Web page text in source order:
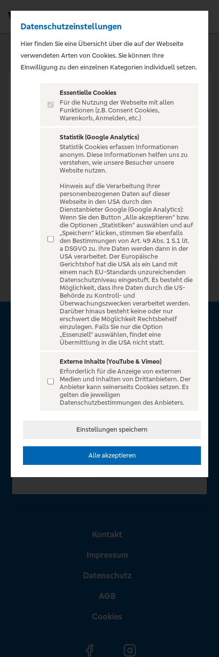
VERANSTALTUNG NICHT
GEFUNDEN
Zur Startseite
Über VR Entertain
für alle Kunden der Volksbanken Raiffeisenbanken. Auf
unserem einzigartigen Portal finden Sie Tickets für
atemberaubende Konzerte, Musicals und Shows, die
Fußball-Bundesliga sowie die Champions League und die
In Zusammenarbeit mit
Kontakt
Impressum
Datenschutz
AGB
Cookies
Datenschutzeinstellungen
Hier finden Sie eine Übersicht über die auf der Webseite
verwendeten Arten von Cookies. Sie können Ihre
Einwilligung zu den einzelnen Kategorien individuell setzen.
Essentielle Cookies
Für die Nutzung der Webseite mit allen
Funktionen (z.B. Consent Cookies,
Warenkorb, Anmelden, etc.)
Statistik (Google Analytics)
Statistik Cookies erfassen Informationen
anonym. Diese Informationen helfen uns zu
verstehen, wie unsere Besucher unsere
Website nutzen.
Hinweis auf die Verarbeitung Ihrer
personenbezogenen Daten auf dieser
Webseite in den USA durch den
Dienstanbieter Google (Google Analytics):
Wenn Sie den Button „Alle akzeptieren“ bzw.
die Optionen „Statistiken“ auswählen und auf
„Speichern“ klicken, stimmen Sie ebenfalls
den Bestimmungen von Art. 49 Abs. 1 S.1 lit.
a DSGVO zu. Ihre Daten werden dann in der
USA verarbeitet. Der Europäische
Gerichtshof hat die USA als ein Land mit
einem nach EU-Standards unzureichenden
Datenschutzniveau eingestuft. Es besteht die
Möglichkeit, dass Ihre Daten durch die US-
Behörde zu Kontroll- und
Überwachungszwecken verarbeitet werden.
Darüber hinaus besteht keine oder nur
erschwert die Möglichkeit Rechtsbehelf
einzulegen. Falls Sie nur die Option
„Essenziell“ auswählen, findet eine
Übermittlung in die USA nicht statt.
Externe Inhalte (YouTube & Vimeo)
Erforderlich für die Anzeige von externen
Medien und Inhalten von Drittanbietern. Der
Anbieter kann seinerseits Cookies setzen. Es
gelten die jeweiligen
Datenschutzbestimmungen des Anbieters.
Einstellungen speichern
Alle akzeptieren